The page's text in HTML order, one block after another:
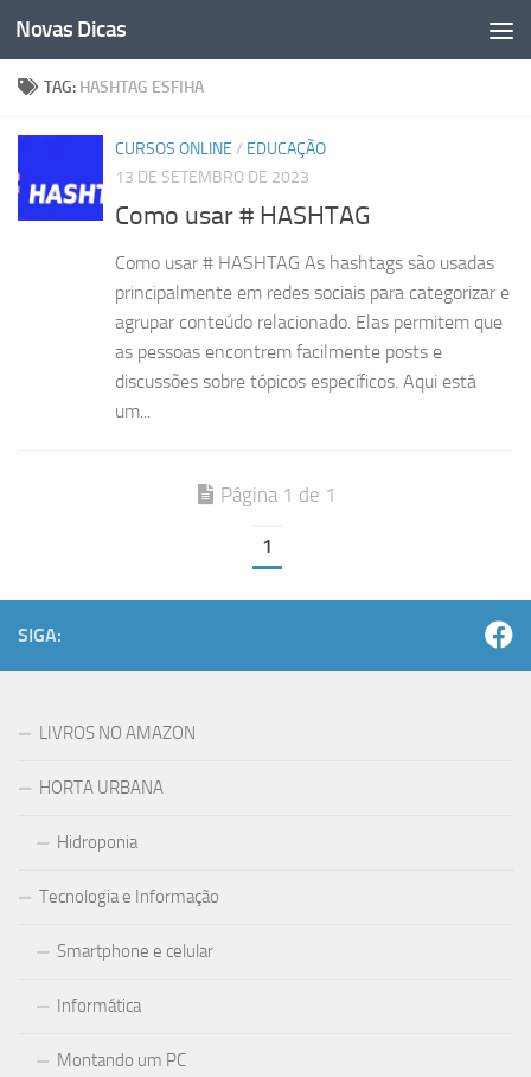
Skip to content
Novas Dicas
TAG: HASHTAG ESFIHA
CURSOS ONLINE / EDUCAÇÃO
13 DE SETEMBRO DE 2023
Como usar # HASHTAG
Como usar # HASHTAG As hashtags são usadas
principalmente em redes sociais para categorizar e
agrupar conteúdo relacionado. Elas permitem que
as pessoas encontrem facilmente posts e
discussões sobre tópicos específicos. Aqui está
um...
Página 1 de 1
1
SIGA:
LIVROS NO AMAZON
HORTA URBANA
Hidroponia
Tecnologia e Informação
Smartphone e celular
Informática
Montando um PC